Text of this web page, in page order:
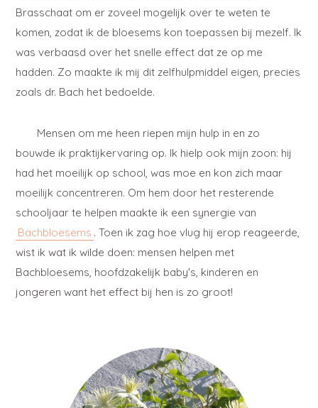
Brasschaat om er zoveel mogelijk over te weten te
komen, zodat ik de bloesems kon toepassen bij mezelf. Ik
was verbaasd over het snelle effect dat ze op me
hadden. Zo maakte ik mij dit zelfhulpmiddel eigen, precies
zoals dr. Bach het bedoelde.
Mensen om me heen riepen mijn hulp in en zo
bouwde ik praktijkervaring op. Ik hielp ook mijn zoon: hij
had het moeilijk op school, was moe en kon zich maar
moeilijk concentreren. Om hem door het resterende
schooljaar te helpen maakte ik een synergie van
Bachbloesems . Toen ik zag hoe vlug hij erop reageerde,
wist ik wat ik wilde doen: mensen helpen met
Bachbloesems, hoofdzakelijk baby's, kinderen en
jongeren want het effect bij hen is zo groot!